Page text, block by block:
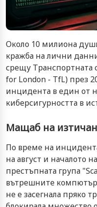
Около 10 милиона
кражба на лични
срещу Транспортната
for London - TfL) през
инцидента в един от
киберсигурността в
Мащаб на
По време на
на август и началото
престъпната група
вътрешните
не е засегнала пряко